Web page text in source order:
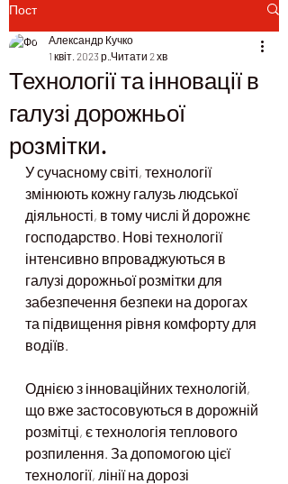
Пост
Технології та інновації в
галузі дорожньої
розмітки.
Александр Кучко
1 квіт. 2023 р. Читати 2 хв
У сучасному світі, технології
змінюють кожну галузь людської
діяльності, в тому числі й дорожнє
господарство. Нові технології
інтенсивно впроваджуються в
галузі дорожньої розмітки для
забезпечення безпеки на дорогах
та підвищення рівня комфорту для
водіїв.
Однією з інноваційних технологій,
що вже застосовуються в дорожній
розмітці, є технологія теплового
розпилення. За допомогою цієї
технології, лінії на дорозі